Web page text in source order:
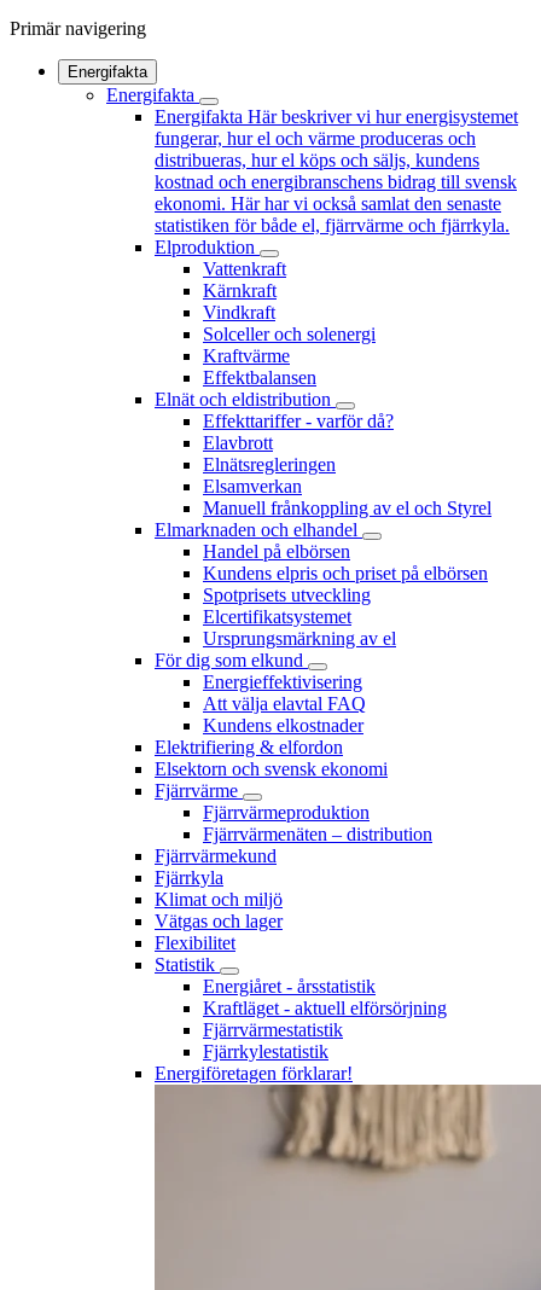
Primär navigering
Energifakta
Energifakta
Energifakta Här beskriver vi hur energisystemet
fungerar, hur el och värme produceras och
distribueras, hur el köps och säljs, kundens
kostnad och energibranschens bidrag till svensk
ekonomi. Här har vi också samlat den senaste
statistiken för både el, fjärrvärme och fjärrkyla.
Elproduktion
Vattenkraft
Kärnkraft
Vindkraft
Solceller och solenergi
Kraftvärme
Effektbalansen
Elnät och eldistribution
Effekttariffer - varför då?
Elavbrott
Elnätsregleringen
Elsamverkan
Manuell frånkoppling av el och Styrel
Elmarknaden och elhandel
Handel på elbörsen
Kundens elpris och priset på elbörsen
Spotprisets utveckling
Elcertifikatsystemet
Ursprungsmärkning av el
För dig som elkund
Energieffektivisering
Att välja elavtal FAQ
Kundens elkostnader
Elektrifiering & elfordon
Elsektorn och svensk ekonomi
Fjärrvärme
Fjärrvärmeproduktion
Fjärrvärmenäten – distribution
Fjärrvärmekund
Fjärrkyla
Klimat och miljö
Vätgas och lager
Flexibilitet
Statistik
Energiåret - årsstatistik
Kraftläget - aktuell elförsörjning
Fjärrvärmestatistik
Fjärrkylestatistik
Energiföretagen förklarar!